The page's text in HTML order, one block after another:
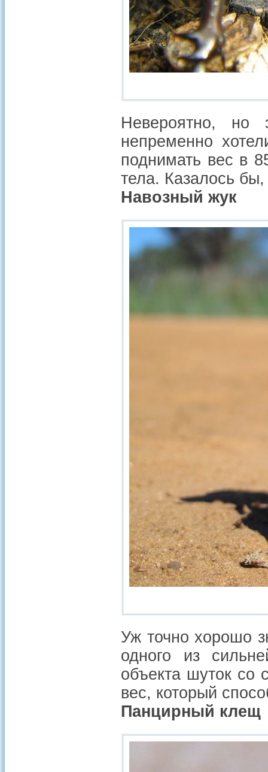
Невероятно, но
непременно
поднимать вес в
тела. Казалось
Навозный жук
Уж точно хорошо
одного из
объекта шуток со
вес, который
Панцирный клещ